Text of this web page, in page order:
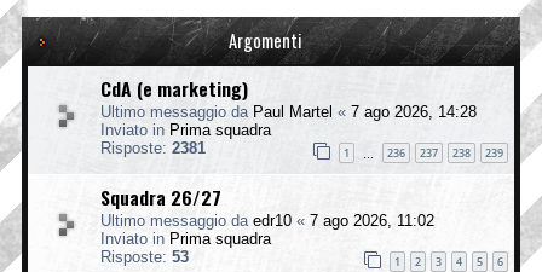
Argomenti
CdA (e marketing)
Ultimo messaggio da Paul Martel « 7 ago 2026, 14:28
Inviato in Prima squadra
Risposte: 2381 1 236 237 238 239
Squadra 26/27
Ultimo messaggio da edr10 « 7 ago 2026, 11:02
Inviato in Prima squadra
Risposte: 53 1 2 3 4 5 6